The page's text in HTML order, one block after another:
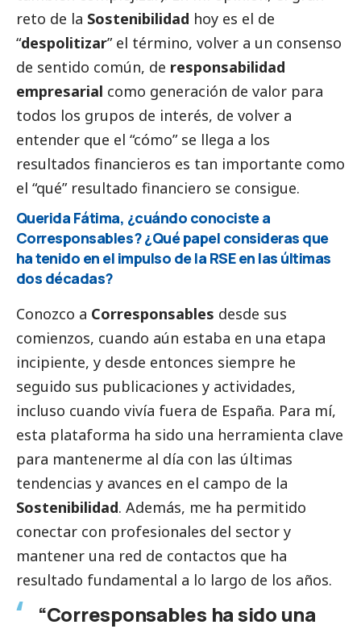
reto de la Sostenibilidad hoy es el de
“despolitizar” el término, volver a un consenso
de sentido común, de responsabilidad
empresarial como generación de valor para
todos los grupos de interés, de volver a
entender que el “cómo” se llega a los
resultados financieros es tan importante como
el “qué” resultado financiero se consigue.
Querida Fátima, ¿cuándo conociste a
Corresponsables? ¿Qué papel consideras que
ha tenido en el impulso de la RSE en las últimas
dos décadas?
Conozco a Corresponsables desde sus
comienzos, cuando aún estaba en una etapa
incipiente, y desde entonces siempre he
seguido sus publicaciones y actividades,
incluso cuando vivía fuera de España. Para mí,
esta plataforma ha sido una herramienta clave
para mantenerme al día con las últimas
tendencias y avances en el campo de la
Sostenibilidad. Además, me ha permitido
conectar con profesionales del sector y
mantener una red de contactos que ha
resultado fundamental a lo largo de los años.
“Corresponsables ha sido una